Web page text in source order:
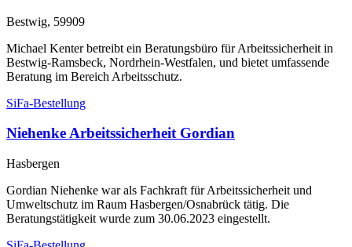
Bestwig, 59909
Michael Kenter betreibt ein Beratungsbüro für Arbeitssicherheit in
Bestwig-Ramsbeck, Nordrhein-Westfalen, und bietet umfassende
Beratung im Bereich Arbeitsschutz.
SiFa-Bestellung
Niehenke Arbeitssicherheit Gordian
Hasbergen
Gordian Niehenke war als Fachkraft für Arbeitssicherheit und
Umweltschutz im Raum Hasbergen/Osnabrück tätig. Die
Beratungstätigkeit wurde zum 30.06.2023 eingestellt.